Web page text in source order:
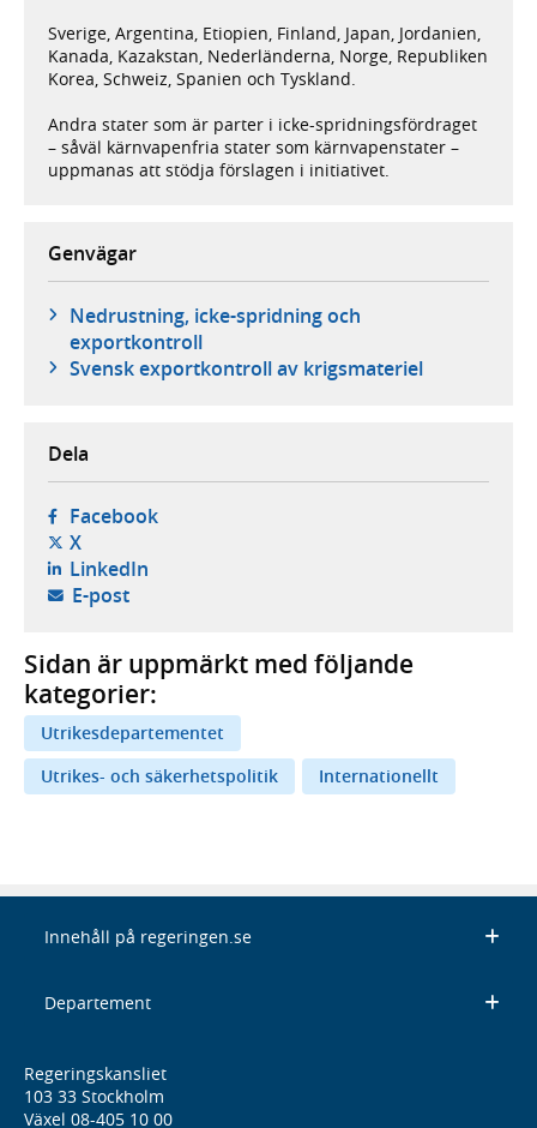
Sverige, Argentina, Etiopien, Finland, Japan, Jordanien,
Kanada, Kazakstan, Nederländerna, Norge, Republiken
Korea, Schweiz, Spanien och Tyskland.
Andra stater som är parter i icke-spridningsfördraget
– såväl kärnvapenfria stater som kärnvapenstater –
uppmanas att stödja förslagen i initiativet.
Genvägar
Nedrustning, icke-spridning och
exportkontroll
Svensk exportkontroll av krigsmateriel
Dela
Facebook- öppnas i ny flik, extern webbplats,
X- öppnas i ny flik, extern webbplats,
LinkedIn- öppnas i ny flik, extern webbplats,
E-post- öppnar din e-postklient,
Sidan är uppmärkt med följande
kategorier:
Utrikesdepartementet
Utrikes- och säkerhetspolitik
Internationellt
Innehåll på regeringen.se
Departement
Regeringskansliet
103 33 Stockholm
Växel 08-405 10 00